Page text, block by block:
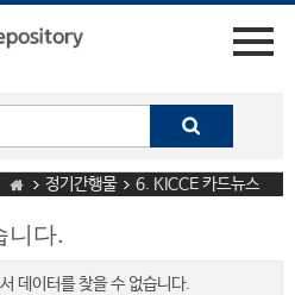
정기간행물 6. KICCE 카드뉴스
니다.
데이터를 찾을 수 없습니다.